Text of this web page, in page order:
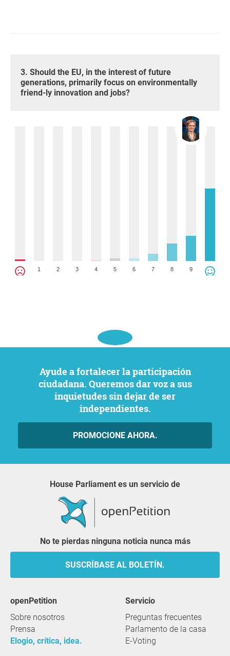
3. Should the EU, in the interest of future
generations, primarily focus on environmentally
friend-ly innovation and jobs?
1 2 3 4 5 6 7 8 9
Ayude a fortalecer la participación
ciudadana. Queremos dar voz a sus
inquietudes sin dejar de ser
independientes.
PROMOCIONE AHORA.
House Parliament es un servicio de
No te pierdas ninguna noticia nunca más
SUSCRÍBASE AL BOLETÍN.
openPetition
Sobre nosotros
Prensa
Elogio, crítica, idea.
servicio
Preguntas frecuentes
Parlamento de la casa
E-Voting